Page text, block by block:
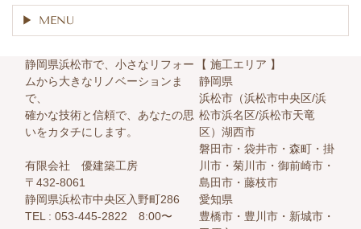
MENU
静岡県浜松市で、小さなリフォー
ムから大きなリノベーションま
で、
確かな技術と信頼で、あなたの思
いをカタチにします。
有限会社 優建築工房
〒432-8061
静岡県浜松市中央区入野町286
TEL : 053-445-2822 8:00〜
【 施工エリア 】
静岡県
浜松市（浜松市中央区/浜
松市浜名区/浜松市天竜
区）湖西市
磐田市・袋井市・森町・掛
川市・菊川市・御前崎市・
島田市・藤枝市
愛知県
豊橋市・豊川市・新城市・